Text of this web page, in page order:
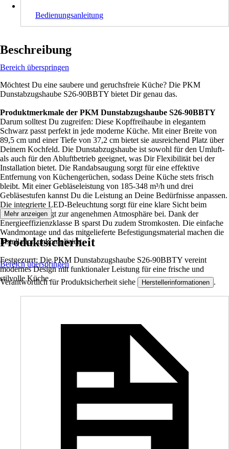
Bedienungsanleitung
Beschreibung
Bereich überspringen
Möchtest Du eine saubere und geruchsfreie Küche? Die PKM
Dunstabzugshaube S26-90BBTY bietet Dir genau das.
Produktmerkmale der PKM Dunstabzugshaube S26-90BBTY
Darum solltest Du zugreifen: Diese Kopffreihaube in elegantem
Schwarz passt perfekt in jede moderne Küche. Mit einer Breite von
89,5 cm und einer Tiefe von 37,2 cm bietet sie ausreichend Platz über
Deinem Kochfeld. Die Dunstabzugshaube ist sowohl für den Umluft-
als auch für den Abluftbetrieb geeignet, was Dir Flexibilität bei der
Installation bietet. Die Randabsaugung sorgt für eine effektive
Entfernung von Küchengerüchen, sodass Deine Küche stets frisch
bleibt. Mit einer Gebläseleistung von 185-348 m³/h und drei
Gebläsestufen kannst Du die Leistung an Deine Bedürfnisse anpassen.
Die integrierte LED-Beleuchtung sorgt für eine klare Sicht beim
Kochen und trägt zur angenehmen Atmosphäre bei. Dank der
Energieeffizienzklasse B sparst Du zudem Stromkosten. Die einfache
Wandmontage und das mitgelieferte Befestigungsmaterial machen die
Installation unkompliziert.
Festgezurrt: Die PKM Dunstabzugshaube S26-90BBTY vereint
modernes Design mit funktionaler Leistung für eine frische und
stilvolle Küche.
Mehr anzeigen
Produktsicherheit
Bereich überspringen
Verantwortlich für Produktsicherheit siehe Herstellerinformationen .